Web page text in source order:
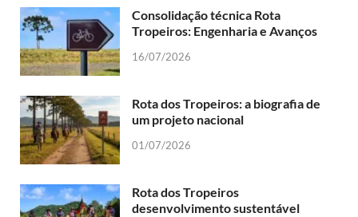
Consolidação técnica Rota
Tropeiros: Engenharia e Avanços
16/07/2026
Rota dos Tropeiros: a biografia de
um projeto nacional
01/07/2026
Rota dos Tropeiros
desenvolvimento sustentável